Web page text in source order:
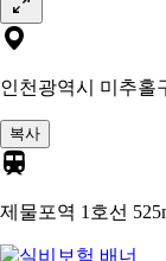
인천광역시 미추홀
복사
제물포역 1호선